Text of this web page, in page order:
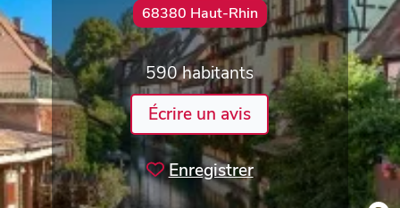
68380 Haut-Rhin
590 habitants
Écrire un avis
Enregistrer